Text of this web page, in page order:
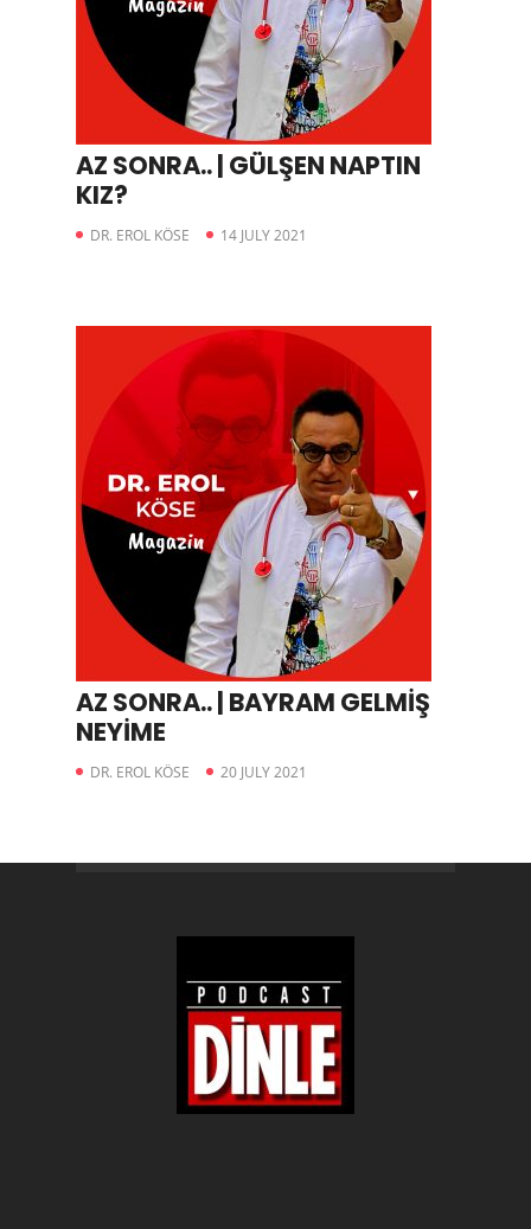
AZ SONRA.. | GÜLŞEN NAPTIN
KIZ?
DR. EROL KÖSE 14 JULY 2021
AZ SONRA.. | BAYRAM GELMİŞ
NEYİME
DR. EROL KÖSE 20 JULY 2021